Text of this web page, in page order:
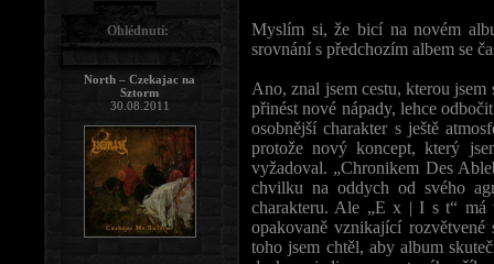
Myslím si, že bicí na novém
srovnání s předchozím albem se
Ano, znal jsem cestu, kterou
přinést nové nápady, lehce
osobnější charakter s ještě
protože nový koncept, který
vyžadoval. „Chronikem Des
chvilku na oddych od svého
charakteru. Ale „E x | I s t“ má
opakovaně vznikající
toho jsem chtěl, aby album
Ohlédnutí:
North – Czekajac na
Sztorm
30.08.2011